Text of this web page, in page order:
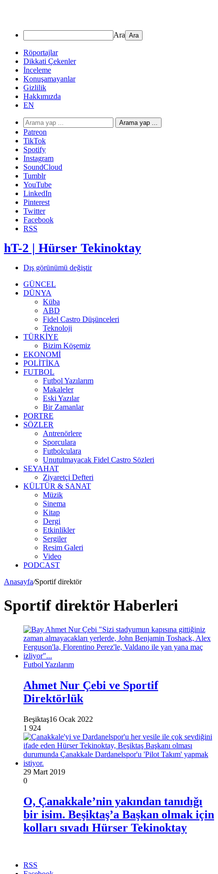
Ara
Röportajlar
Dikkati Çekenler
İnceleme
Konuşamayanlar
Gizlilik
Hakkımızda
EN
Arama yap ...
Patreon
TikTok
Spotify
Instagram
SoundCloud
Tumblr
YouTube
LinkedIn
Pinterest
Twitter
Facebook
RSS
hT-2 | Hürser Tekinoktay
Dış görünümü değiştir
GÜNCEL
DÜNYA
Küba
ABD
Fidel Castro Düşünceleri
Teknoloji
TÜRKİYE
Bizim Köşemiz
EKONOMİ
POLİTİKA
FUTBOL
Futbol Yazılarım
Makaleler
Eski Yazılar
Bir Zamanlar
PORTRE
SÖZLER
Antrenörlere
Sporculara
Futbolculara
Unutulmayacak Fidel Castro Sözleri
SEYAHAT
Ziyaretçi Defteri
KÜLTÜR & SANAT
Müzik
Sinema
Kitap
Dergi
Etkinlikler
Sergiler
Resim Galeri
Video
PODCAST
Anasayfa/Sportif direktör
Sportif direktör Haberleri
Futbol Yazılarım
Ahmet Nur Çebi ve Sportif
Direktörlük
Beşiktaş16 Ocak 2022
1 924
29 Mart 2019
0
O, Çanakkale’nin yakından tanıdığı
bir isim. Beşiktaş’a Başkan olmak için
kolları sıvadı Hürser Tekinoktay
RSS